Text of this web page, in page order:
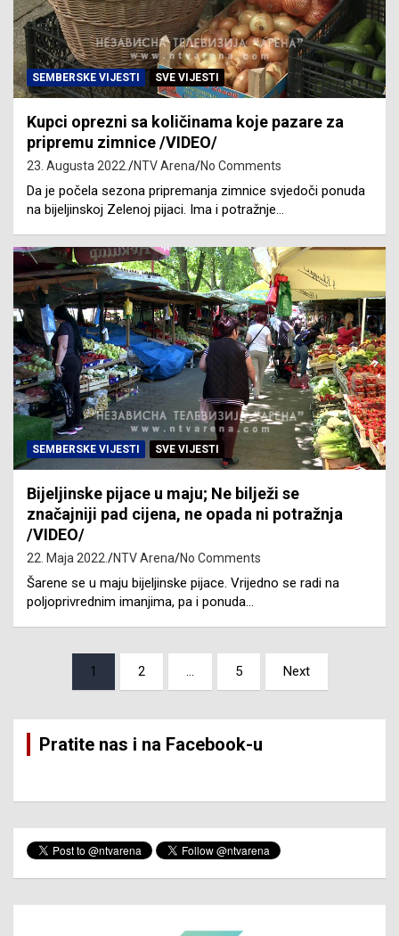
SEMBERSKE VIJESTI SVE VIJESTI
Kupci oprezni sa količinama koje pazare za
pripremu zimnice /VIDEO/
23. Augusta 2022. NTV Arena No Comments
Da je počela sezona pripremanja zimnice svjedoči ponuda
na bijeljinskoj Zelenoj pijaci. Ima i potražnje…
SEMBERSKE VIJESTI SVE VIJESTI
Bijeljinske pijace u maju; Ne bilježi se
značajniji pad cijena, ne opada ni potražnja
/VIDEO/
22. Maja 2022. NTV Arena No Comments
Šarene se u maju bijeljinske pijace. Vrijedno se radi na
poljoprivrednim imanjima, pa i ponuda…
pagination
1 2 … 5 Next
Pratite nas i na Facebook-u